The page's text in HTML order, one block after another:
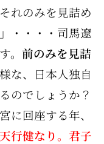
れのみを見詰め
・・・・司馬遼
。 前のみを見詰
な、日本人独自
のでしょうか？
回座する年、
天行健なり。君子